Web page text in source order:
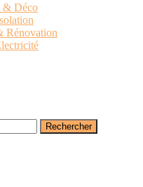
& Déco
Rénovation